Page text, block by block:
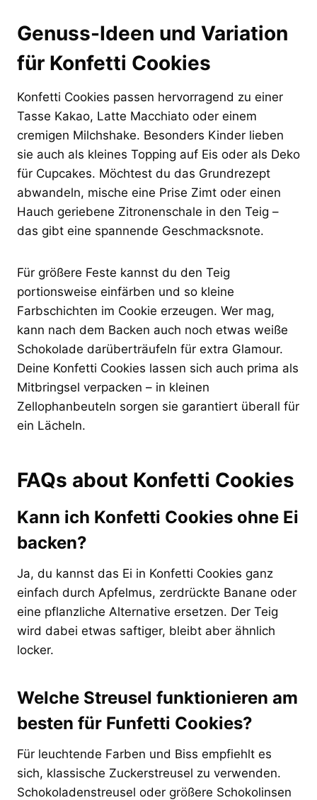
Genuss-Ideen und Variation
für Konfetti Cookies
Konfetti Cookies passen hervorragend zu einer
Tasse Kakao, Latte Macchiato oder einem
cremigen Milchshake. Besonders Kinder lieben
sie auch als kleines Topping auf Eis oder als Deko
für Cupcakes. Möchtest du das Grundrezept
abwandeln, mische eine Prise Zimt oder einen
Hauch geriebene Zitronenschale in den Teig –
das gibt eine spannende Geschmacksnote.
Für größere Feste kannst du den Teig
portionsweise einfärben und so kleine
Farbschichten im Cookie erzeugen. Wer mag,
kann nach dem Backen auch noch etwas weiße
Schokolade darüberträufeln für extra Glamour.
Deine Konfetti Cookies lassen sich auch prima als
Mitbringsel verpacken – in kleinen
Zellophanbeuteln sorgen sie garantiert überall für
ein Lächeln.
FAQs about Konfetti Cookies
Kann ich Konfetti Cookies ohne Ei
backen?
Ja, du kannst das Ei in Konfetti Cookies ganz
einfach durch Apfelmus, zerdrückte Banane oder
eine pflanzliche Alternative ersetzen. Der Teig
wird dabei etwas saftiger, bleibt aber ähnlich
locker.
Welche Streusel funktionieren am
besten für Funfetti Cookies?
Für leuchtende Farben und Biss empfiehlt es
sich, klassische Zuckerstreusel zu verwenden.
Schokoladenstreusel oder größere Schokolinsen